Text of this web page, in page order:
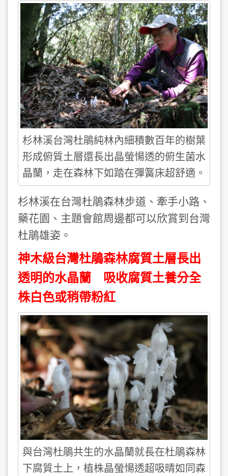
杉林溪台灣杜鵑純林內細積數百年的樹葉
形成俯質土層還長出晶螢愓透的俯生菌水
晶蘭，走在森林下如踏在彈簧床超舒適。
杉林溪在台灣杜鵑森林步道、牽手小路、
藥花園、主題會館周邊都可以欣賞到台灣
杜鵑雄姿。
神木級台灣杜鵑森林腐質土層長出
透明的水晶蘭 吸收腐質土養分全
株白色或稍帶粉紅
與台灣杜鵑共生的水晶蘭就長在杜鵑森林
下腐質土上，植株晶螢愓透超吸晴如同森